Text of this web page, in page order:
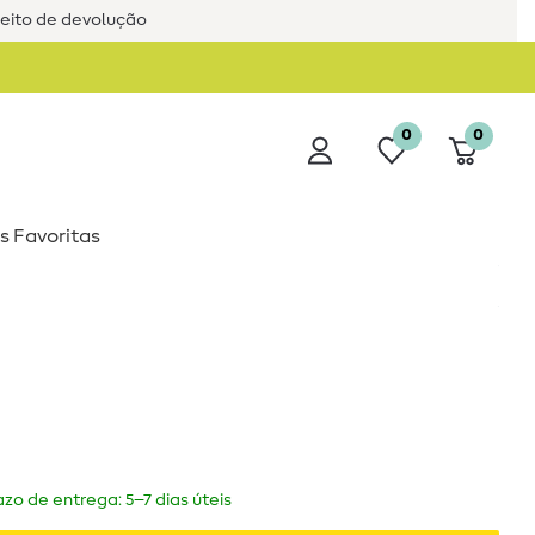
de devolução
0 0
Favoritas
de entrega: 5–7 dias úteis